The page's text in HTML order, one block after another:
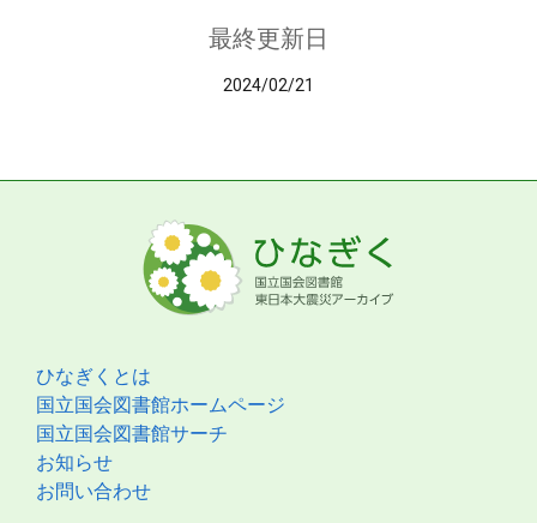
最終更新日
2024/02/21
ひなぎくとは
国立国会図書館ホームページ
国立国会図書館サーチ
お知らせ
お問い合わせ